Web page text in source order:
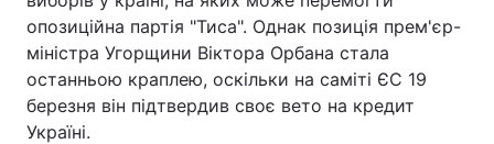
опозиційна партія "Тиса". Однак позиція прем'єр-
міністра Угорщини Віктора Орбана стала
останньою краплею, оскільки на саміті ЄС 19
березня він підтвердив своє вето на кредит
Україні.